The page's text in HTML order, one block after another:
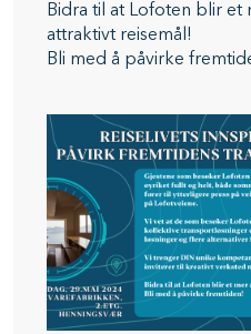
Bidra til at Lofoten blir et
attraktivt reisemål!
Bli med å påvirke
Image